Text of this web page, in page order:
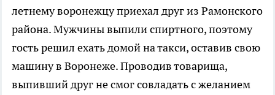
летнему воронежцу приехал друг из Рамонского
района. Мужчины выпили спиртного, поэтому
гость решил ехать домой на такси, оставив свою
машину в Воронеже. Проводив товарища,
выпивший друг не смог совладать с желанием